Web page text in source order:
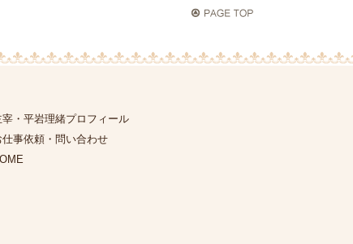
宰・平岩理緒プロフィール
仕事依頼・問い合わせ